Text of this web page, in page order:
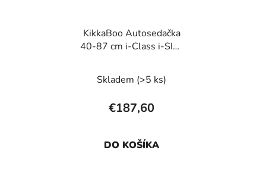
KikkaBoo Autosedačka
40-87 cm i-Class i-SIZE
Skladem (>5 ks)
€187,60
DO KOŠÍKA